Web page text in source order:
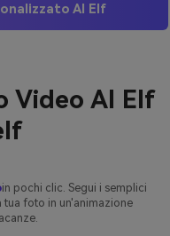
AI Elf
Video AI Elf
in pochi clic. Segui i semplici
foto in un'animazione